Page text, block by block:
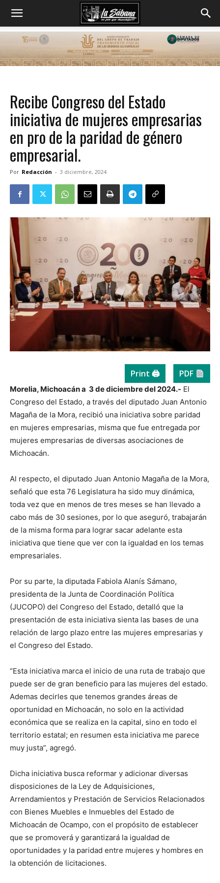
Recibe Congreso del Estado
iniciativa de mujeres empresarias
en pro de la paridad de género
empresarial.
Por Redacción - 3 diciembre, 2024
Print 🖨 PDF
Morelia, Michoacán a 3 de diciembre del 2024.- El
Congreso del Estado, a través del diputado Juan Antonio
Magaña de la Mora, recibió una iniciativa sobre paridad
en mujeres empresarias, misma que fue entregada por
mujeres empresarias de diversas asociaciones de
Michoacán.
Al respecto, el diputado Juan Antonio Magaña de la Mora,
señaló que esta 76 Legislatura ha sido muy dinámica,
toda vez que en menos de tres meses se han llevado a
cabo más de 30 sesiones, por lo que aseguró, trabajarán
de la misma forma para lograr sacar adelante esta
iniciativa que tiene que ver con la igualdad en los temas
empresariales.
Por su parte, la diputada Fabiola Alanís Sámano,
presidenta de la Junta de Coordinación Política
(JUCOPO) del Congreso del Estado, detalló que la
presentación de esta iniciativa sienta las bases de una
relación de largo plazo entre las mujeres empresarias y
el Congreso del Estado.
“Esta iniciativa marca el inicio de una ruta de trabajo que
puede ser de gran beneficio para las mujeres del estado.
Ademas decirles que tenemos grandes áreas de
oportunidad en Michoacán, no solo en la actividad
económica que se realiza en la capital, sino en todo el
territorio estatal; en resumen esta iniciativa me parece
muy justa”, agregó.
Dicha iniciativa busca reformar y adicionar diversas
disposiciones de la Ley de Adquisiciones,
Arrendamientos y Prestación de Servicios Relacionados
con Bienes Muebles e Inmuebles del Estado de
Michoacán de Ocampo, con el propósito de establecer
que se promoverá y garantizará la igualdad de
oportunidades y la paridad entre mujeres y hombres en
la obtención de licitaciones.